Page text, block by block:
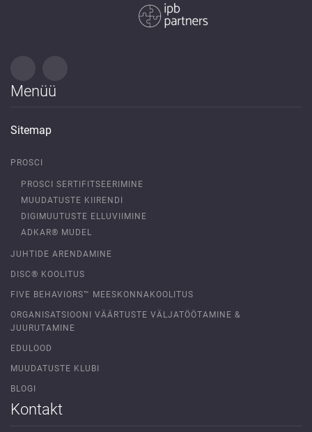
Menüü
Sitemap
PROSCI
PROSCI SERTIFITSEERIMINE
MUUDATUSTE KIIRENDI
DIGIMUUTUSTE ELLUVIIMINE
ADKAR® MUDEL
JUHTIDE ARENDAMINE
DISC® KOOLITUS
FIVE BEHAVIORS™ MEESKONNAKOOLITUS
ORGANISATSIOONI VÄÄRTUSTE VÄLJATÖÖTAMINE &
JUURUTAMINE
EDULOOD
MUUDATUSTE KLUBI
BLOGI
Kontakt